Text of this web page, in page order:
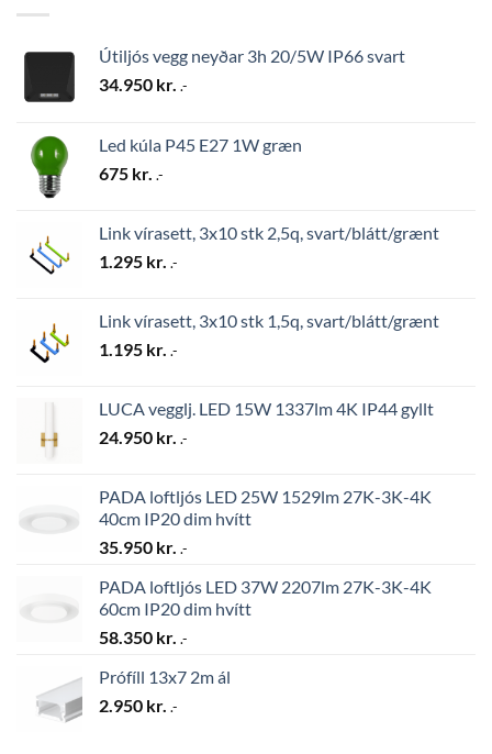
Útiljós vegg neyðar 3h 20/5W IP66 svart
34.950 kr. .-
Led kúla P45 E27 1W græn
675 kr. .-
Link vírasett, 3x10 stk 2,5q, svart/blátt/grænt
1.295 kr. .-
Link vírasett, 3x10 stk 1,5q, svart/blátt/grænt
1.195 kr. .-
LUCA vegglj. LED 15W 1337lm 4K IP44 gyllt
24.950 kr. .-
PADA loftljós LED 25W 1529lm 27K-3K-4K
40cm IP20 dim hvítt
35.950 kr. .-
PADA loftljós LED 37W 2207lm 27K-3K-4K
60cm IP20 dim hvítt
58.350 kr. .-
Prófíll 13x7 2m ál
2.950 kr. .-